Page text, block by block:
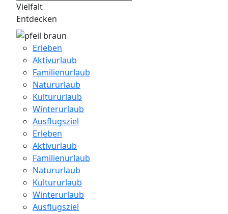
Vielfalt
Entdecken
Erleben
Aktivurlaub
Familienurlaub
Natururlaub
Kultururlaub
Winterurlaub
Ausflugsziel
Erleben
Aktivurlaub
Familienurlaub
Natururlaub
Kultururlaub
Winterurlaub
Ausflugsziel